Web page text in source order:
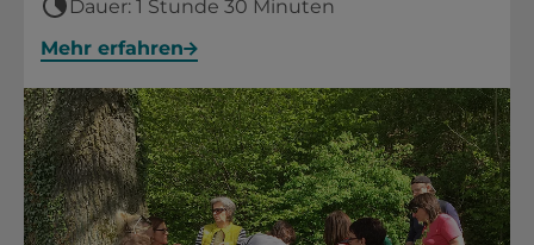
Dauer: 1 Stunde 30 Minuten
Mehr erfahren